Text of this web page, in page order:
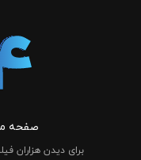
صفحه
برای دیدن هزاران